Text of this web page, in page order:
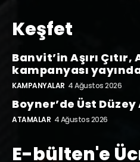
Keşfet
Banvit’in Aşırı Çıtır,
kampanyası
KAMPANYALAR 4 Ağustos 2026
Boyner’de Üst
ATAMALAR 4 Ağustos 2026
E-bülten'e